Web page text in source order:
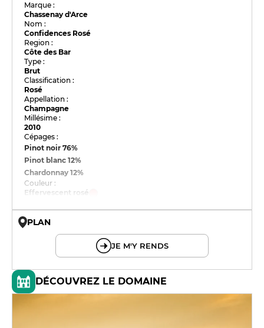
Marque :
Chassenay d'Arce
Nom :
Confidences Rosé
Region :
Côte des Bar
Type :
Brut
Classification :
Rosé
Appellation :
Champagne
Millésime :
2010
Cépages :
Pinot noir76%
Pinot blanc12%
Chardonnay12%
Couleur :
Effervescent rosé
PLAN
JE M'Y RENDS
DÉCOUVREZ LE DOMAINE